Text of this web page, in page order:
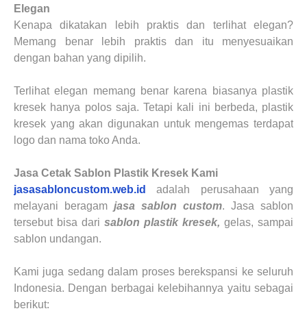
Elegan
Kenapa dikatakan lebih praktis dan terlihat elegan?
Memang benar lebih praktis dan itu menyesuaikan
dengan bahan yang dipilih.
Terlihat elegan memang benar karena biasanya plastik
kresek hanya polos saja. Tetapi kali ini berbeda, plastik
kresek yang akan digunakan untuk mengemas terdapat
logo dan nama toko Anda.
Jasa Cetak Sablon Plastik Kresek Kami
jasasabloncustom.web.id
adalah perusahaan yang
melayani beragam jasa sablon custom. Jasa sablon
tersebut bisa dari sablon plastik kresek, gelas, sampai
sablon undangan.
Kami juga sedang dalam proses berekspansi ke seluruh
Indonesia. Dengan berbagai kelebihannya yaitu sebagai
berikut: